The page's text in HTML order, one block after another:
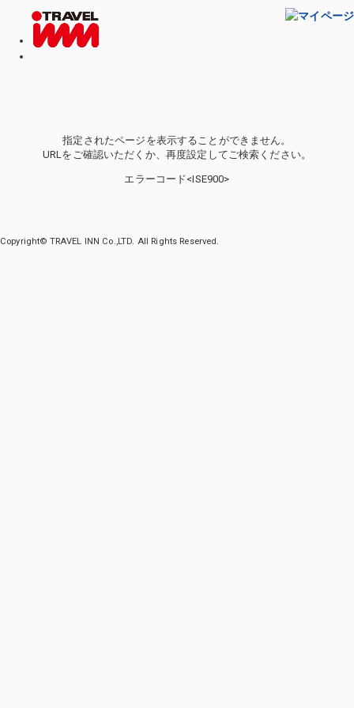
指定されたページを表示することができません。
URLをご確認いただくか、再度設定してご検索ください。
エラーコード<ISE900>
Copyright© TRAVEL INN Co.,LTD. All Rights Reserved.